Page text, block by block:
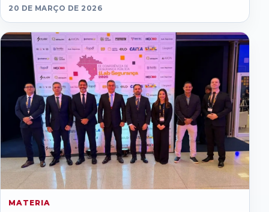
20 DE MARÇO DE 2026
MATERIA